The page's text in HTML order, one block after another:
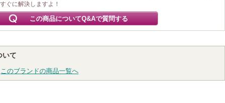
ぐに解決しますよ！
この商品についてQ&Aで質問する
いて
このブランドの商品一覧へ